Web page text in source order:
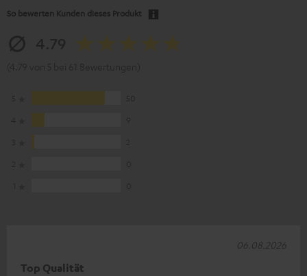
So bewerten Kunden dieses Produkt
Top Qualität
06.08.2026